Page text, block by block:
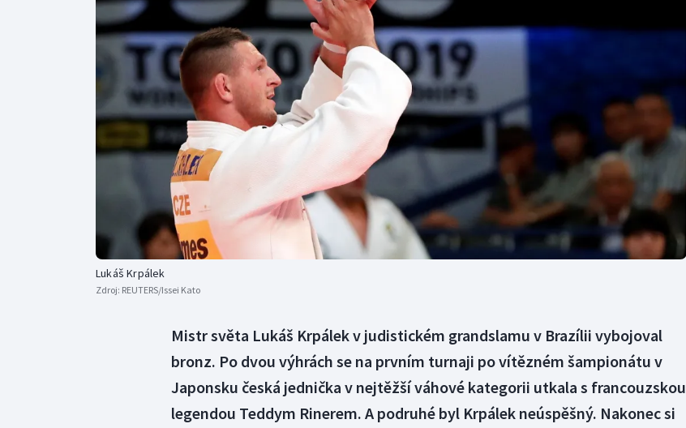
Curling
Dostihy
Florbal
Futsal
Gymnastika
Moderní pětiboj
Motorsport
Olympijské hry
Parasport
Plážový volejbal
Vodní slalom
Ostatní
Lukáš Krpálek
Zdroj: REUTERS/Issei Kato
Mistr světa Lukáš Krpálek v judistickém grandslamu v Brazílii vybojoval
bronz. Po dvou výhrách se na prvním turnaji po vítězném šampionátu v
Japonsku česká jednička v nejtěžší váhové kategorii utkala s francouzskou
legendou Teddym Rinerem. A podruhé byl Krpálek neúspěšný. Nakonec si